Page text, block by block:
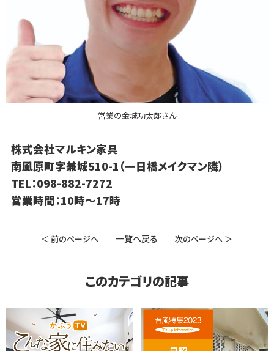
営業の金城功太郎さん
株式会社マルキン家具
南風原町字兼城510-1（一日橋メイクマン隣）
TEL：098-882-7272
営業時間：10時～17時
＜ 前のページへ 一覧へ戻る 次のページへ ＞
このカテゴリの記事